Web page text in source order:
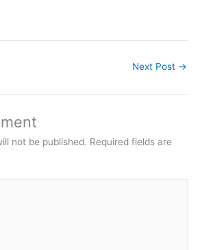
Next Post →
not be published. Required fields are